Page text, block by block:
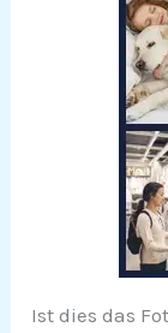
Ist dies das